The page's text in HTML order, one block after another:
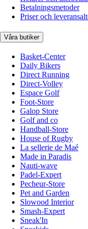
Betalningsmetoder
Priser och
Våra butiker
Basket-Center
Daily Bikers
Direct Running
Direct-Volley
Espace Golf
Foot-Store
Galop Store
Golf and co
Handball-Store
House of Rugby
La sellerie de Maé
Made in Paradis
Nauti-wave
Padel-Expert
Pecheur-Store
Pet and Garden
Slowood Interior
Smash-Expert
Sneak'In